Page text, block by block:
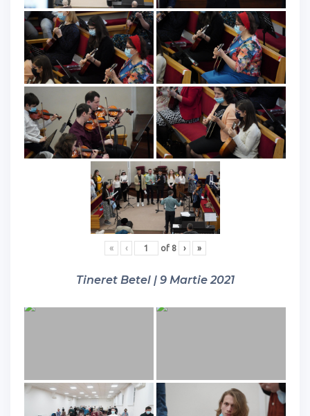
« ‹ of 8 › »
Tineret Betel | 9 Martie 2021